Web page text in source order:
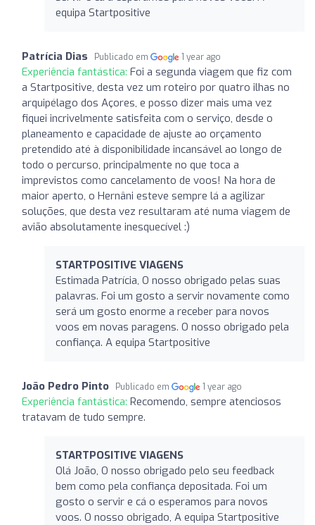
equipa Startpositive
Patrícia Dias Publicado em 1 year ago
Experiência fantástica: Foi a segunda viagem que fiz com
a Startpositive, desta vez um roteiro por quatro ilhas no
arquipélago dos Açores, e posso dizer mais uma vez
fiquei incrivelmente satisfeita com o serviço, desde o
planeamento e capacidade de ajuste ao orçamento
pretendido até à disponibilidade incansável ao longo de
todo o percurso, principalmente no que toca a
imprevistos como cancelamento de voos! Na hora de
maior aperto, o Hernâni esteve sempre lá a agilizar
soluções, que desta vez resultaram até numa viagem de
avião absolutamente inesquecível :)
STARTPOSITIVE VIAGENS
Estimada Patrícia, O nosso obrigado pelas suas
palavras. Foi um gosto a servir novamente como
será um gosto enorme a receber para novos
voos em novas paragens. O nosso obrigado pela
confiança. A equipa Startpositive
João Pedro Pinto Publicado em 1 year ago
Experiência fantástica: Recomendo, sempre atenciosos
tratavam de tudo sempre.
STARTPOSITIVE VIAGENS
Olá João, O nosso obrigado pelo seu feedback
bem como pela confiança depositada. Foi um
gosto o servir e cá o esperamos para novos
voos. O nosso obrigado, A equipa Startpositive